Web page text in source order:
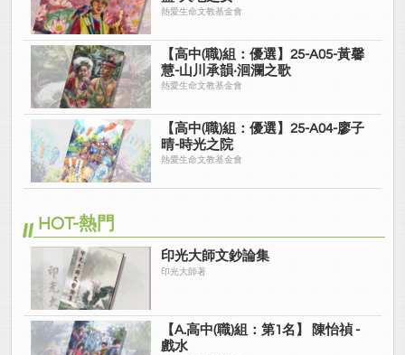
熱愛生命文教基金會
【高中(職)組：優選】25-A05-黃馨
慧-山川承韻‧洄瀾之歌
熱愛生命文教基金會
【高中(職)組：優選】25-A04-廖子
晴-時光之院
熱愛生命文教基金會
HOT-熱門
印光大師文鈔論集
印光大師著
【A.高中(職)組：第1名】 陳怡禎 -
戲水